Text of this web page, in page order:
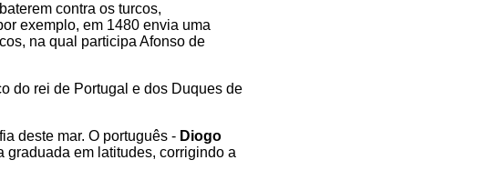
contra os turcos,
exemplo, em 1480 envia uma
na qual participa Afonso de
do rei de Portugal e dos Duques de
deste mar. O português - Diogo
graduada em latitudes, corrigindo a